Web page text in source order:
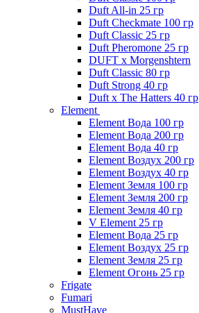
Duft All-in 25 гр
Duft Checkmate 100 гр
Duft Classic 25 гр
Duft Pheromone 25 гр
DUFT x Morgenshtern
Duft Classic 80 гр
Duft Strong 40 гр
Duft x The Hatters 40 гр
Element
Element Вода 100 гр
Element Вода 200 гр
Element Вода 40 гр
Element Воздух 200 гр
Element Воздух 40 гр
Element Земля 100 гр
Element Земля 200 гр
Element Земля 40 гр
V Element 25 гр
Element Вода 25 гр
Element Воздух 25 гр
Element Земля 25 гр
Element Огонь 25 гр
Frigate
Fumari
MustHave